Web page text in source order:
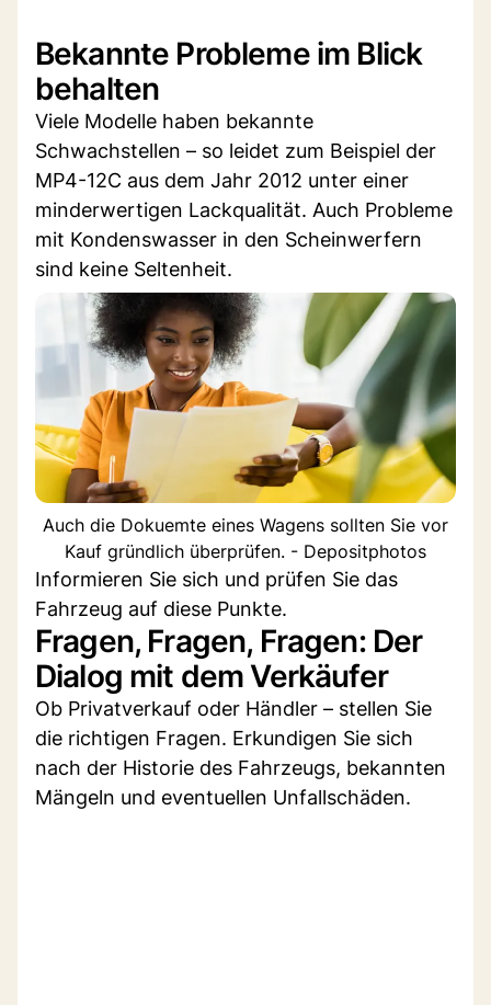
Bekannte Probleme im Blick
behalten
Viele Modelle haben bekannte
Schwachstellen – so leidet zum Beispiel der
MP4-12C aus dem Jahr 2012 unter einer
minderwertigen Lackqualität. Auch Probleme
mit Kondenswasser in den Scheinwerfern
sind keine Seltenheit.
Auch die Dokuemte eines Wagens sollten Sie vor
Kauf gründlich überprüfen. - Depositphotos
Informieren Sie sich und prüfen Sie das
Fahrzeug auf diese Punkte.
Fragen, Fragen, Fragen: Der
Dialog mit dem Verkäufer
Ob Privatverkauf oder Händler – stellen Sie
die richtigen Fragen. Erkundigen Sie sich
nach der Historie des Fahrzeugs, bekannten
Mängeln und eventuellen Unfallschäden.